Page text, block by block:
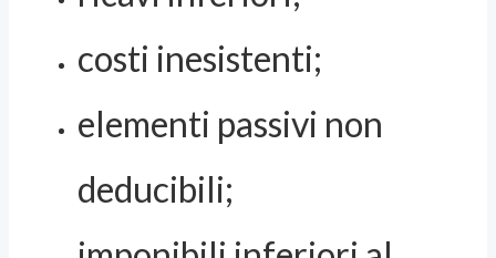
costi inesistenti;
elementi passivi non
deducibili;